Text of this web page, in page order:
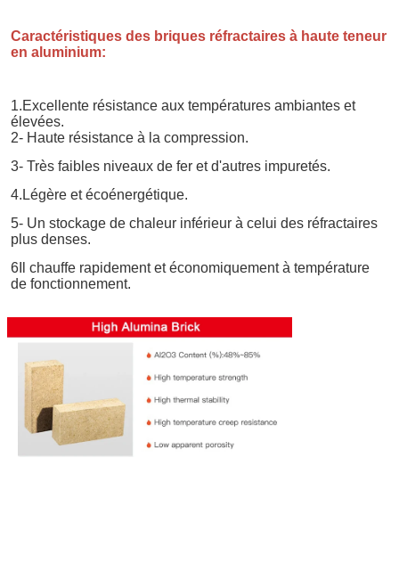
Caractéristiques des briques réfractaires à haute teneur
en aluminium:
1.Excellente résistance aux températures ambiantes et
élevées.
2- Haute résistance à la compression.
3- Très faibles niveaux de fer et d'autres impuretés.
4.Légère et écoénergétique.
5- Un stockage de chaleur inférieur à celui des réfractaires
plus denses.
6Il chauffe rapidement et économiquement à température
de fonctionnement.